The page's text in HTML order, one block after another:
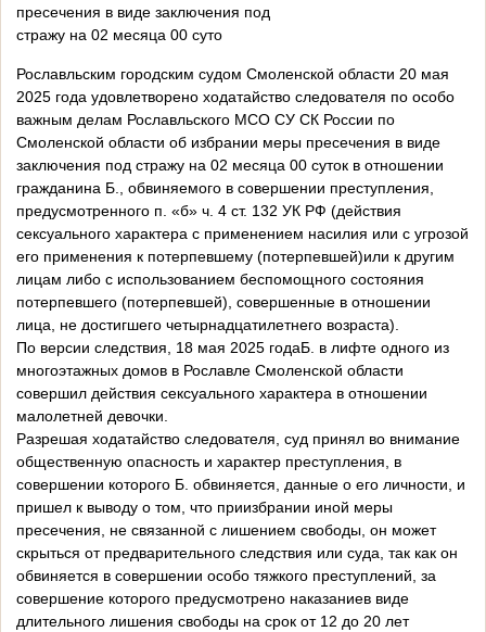
пресечения в виде заключения под
стражу на 02 месяца 00 суто
Рославльским городским судом Смоленской области 20 мая
2025 года удовлетворено ходатайство следователя по особо
важным делам Рославльского МСО СУ СК России по
Смоленской области об избрании меры пресечения в виде
заключения под стражу на 02 месяца 00 суток в отношении
гражданина Б., обвиняемого в совершении преступления,
предусмотренного п. «б» ч. 4 ст. 132 УК РФ (действия
сексуального характера с применением насилия или с угрозой
его применения к потерпевшему (потерпевшей)или к другим
лицам либо с использованием беспомощного состояния
потерпевшего (потерпевшей), совершенные в отношении
лица, не достигшего четырнадцатилетнего возраста).
По версии следствия, 18 мая 2025 годаБ. в лифте одного из
многоэтажных домов в Рославле Смоленской области
совершил действия сексуального характера в отношении
малолетней девочки.
Разрешая ходатайство следователя, суд принял во внимание
общественную опасность и характер преступления, в
совершении которого Б. обвиняется, данные о его личности, и
пришел к выводу о том, что приизбрании иной меры
пресечения, не связанной с лишением свободы, он может
скрыться от предварительного следствия или суда, так как он
обвиняется в совершении особо тяжкого преступлений, за
совершение которого предусмотрено наказаниев виде
длительного лишения свободы на срок от 12 до 20 лет